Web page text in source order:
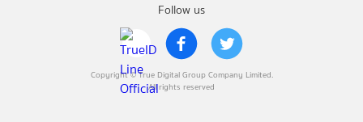
Follow us
Copyright © True Digital Group Company Limited.
All rights reserved